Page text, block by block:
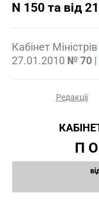
N 150 та від
Кабінет
27.01.2010 № 70 |
Редакції
П